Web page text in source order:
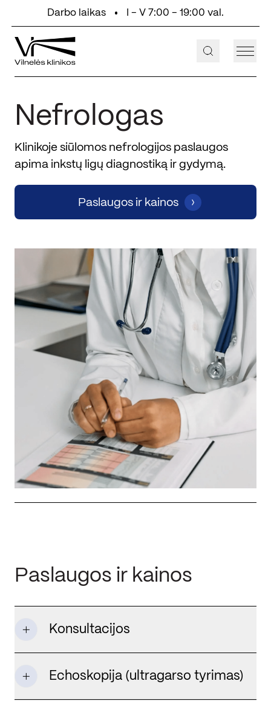
Eiti prie turinioDarbo laikas I - V 7:00 - 19:00 val.
+370 647 55 000
Nefrologas
Klinikoje siūlomos nefrologijos paslaugos
apima inkstų ligų diagnostiką ir gydymą.
Paslaugos ir kainos
Paslaugos ir kainos
Konsultacijos
Echoskopija (ultragarso tyrimas)